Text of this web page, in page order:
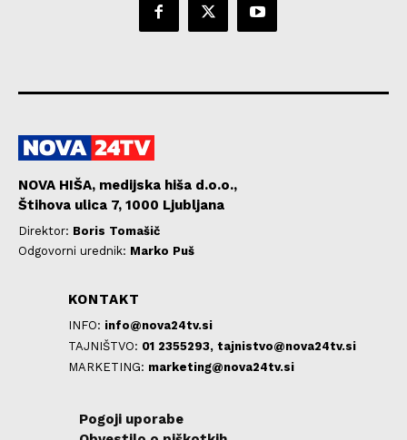
NOVA HIŠA, medijska hiša d.o.o.,
Štihova ulica 7, 1000 Ljubljana
Direktor: Boris Tomašič
Odgovorni urednik: Marko Puš
KONTAKT
INFO: info@nova24tv.si
TAJNIŠTVO: 01 2355293, tajnistvo@nova24tv.si
MARKETING: marketing@nova24tv.si
Pogoji uporabe